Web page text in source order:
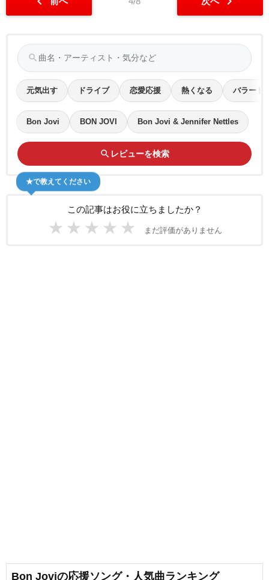
search
元気出す ドライブ 恋愛応援 熱くなる バラード
Bon Jovi BON JOVI Bon Jovi & Jennifer Nettles
search レビューを検索
この記事はお役に立ちましたか？
★ ★ ★ ★ ★ まだ評価がありません
★で教えてください
Bon Joviの応援ソング・人気曲ランキング